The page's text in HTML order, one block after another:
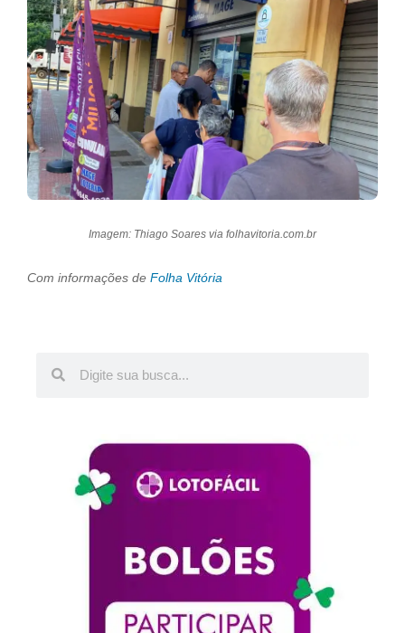
Imagem: Thiago Soares via folhavitoria.com.br
Com informações de Folha Vitória